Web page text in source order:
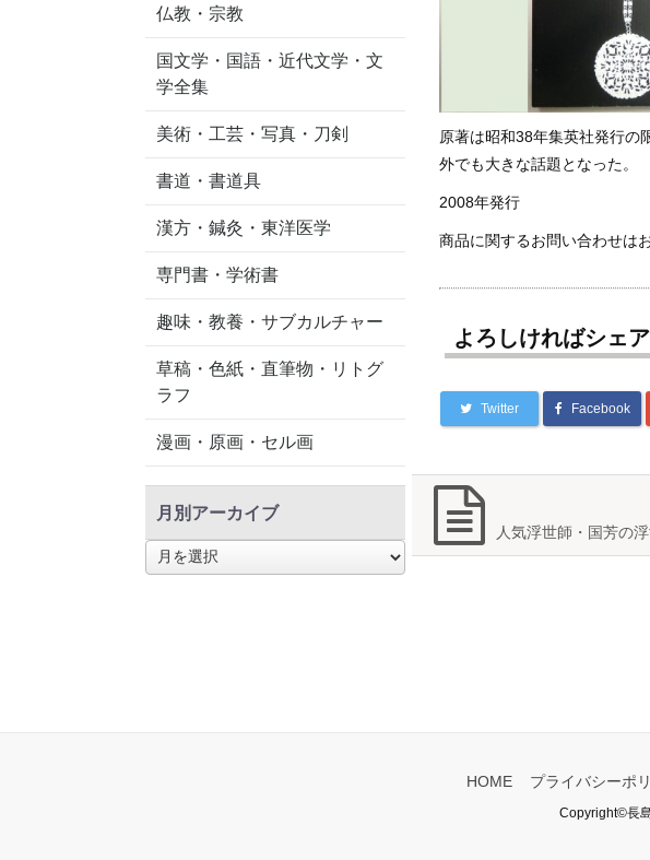
原著は昭和38年集英社発行の
外でも大きな話題となった。
2008年発行
商品に関するお問い合わせは
よろしければシェ
Twitter Facebook
人気浮世師・国芳の
仏教・宗教
国文学・国語・近代文学・文
学全集
美術・工芸・写真・刀剣
書道・書道具
漢方・鍼灸・東洋医学
専門書・学術書
趣味・教養・サブカルチャー
草稿・色紙・直筆物・リトグ
ラフ
漫画・原画・セル画
月別アーカイブ
別
HOME プライバシーポ
Copyright©長